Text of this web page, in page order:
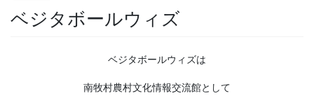
ベジタボールウィズ
ベジタボールウィズは
南牧村農村文化情報交流館として